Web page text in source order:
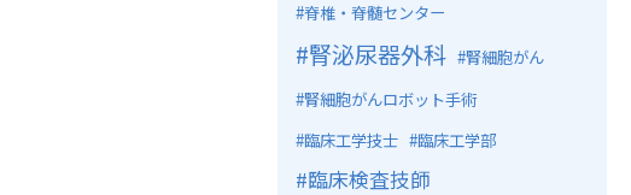
脊椎・脊髄センター
腎泌尿器外科
腎細胞がん
腎細胞がんロボット手術
臨床工学技士
臨床工学部
臨床検査技師